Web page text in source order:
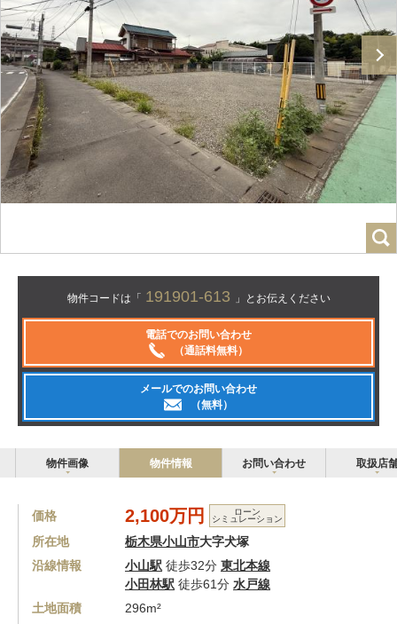
物件コードは「 191901-613 」とお伝えください
電話でのお問い合わせ
（通話料無料）
メールでのお問い合わせ
（無料）
物件画像 物件情報 お問い合わせ 取扱店
価格 2,100万円 ローン
シミュレーション
所在地 栃木県小山市大字犬塚
沿線情報
小山駅 徒歩32分 東北本線
小田林駅 徒歩61分 水戸線
土地面積
296m²